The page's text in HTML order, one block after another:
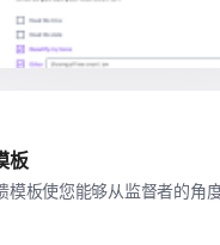
是否引人入胜？
的整体体验以及可以改进
和课程的优点是什么？
板
模板使您能够从监督者的角